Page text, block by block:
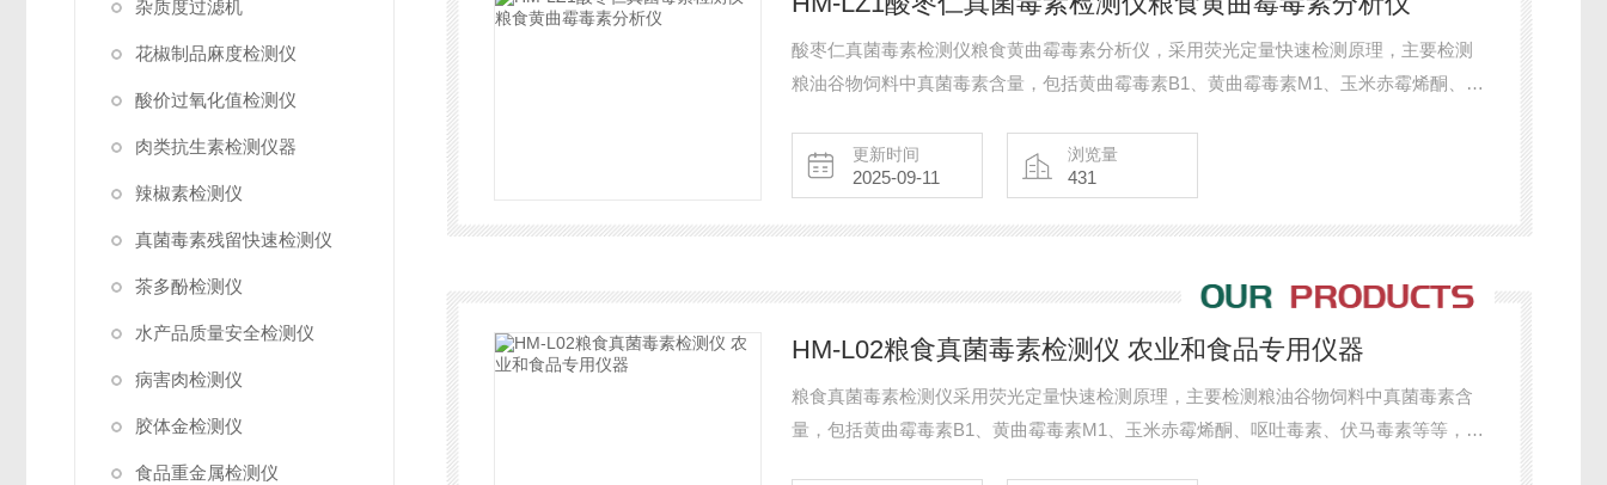
杂质度过滤机
花椒制品麻度检测仪
酸价过氧化值检测仪
肉类抗生素检测仪器
辣椒素检测仪
真菌毒素残留快速检测仪
茶多酚检测仪
水产品质量安全检测仪
病害肉检测仪
胶体金检测仪
食品重金属检测仪
酸枣仁真菌毒素检测仪粮食黄曲霉毒素分析仪，采用荧光定量快速检测原理，主要检测
粮油谷物饲料中真菌毒素含量，包括黄曲霉毒素B1、黄曲霉毒素M1、玉米赤霉烯酮、呕
及其制品、饲料及其原料、食用油脂、牛奶及其制品等；样品前处理简单，整个检测过
程检测12min，产品适用于地方粮库、谷物生产企业、饲料厂、各类畜牧养殖企业等。
更新时间
2025-09-11
浏览量
431
HM-L02粮食真菌毒素检测仪 农业和食品专用仪器
粮食真菌毒素检测仪采用荧光定量快速检测原理，主要检测粮油谷物饲料中真菌毒素含
量，包括黄曲霉毒素B1、黄曲霉毒素M1、玉米赤霉烯酮、呕吐毒素、伏马毒素等等，检